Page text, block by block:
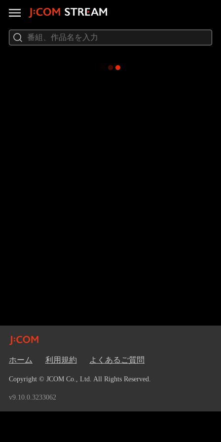
ホーム 利用規約 よくあるご質問
Copyright © JCOM Co., Ltd. All Rights Reserved.
v9.10.0.3233062